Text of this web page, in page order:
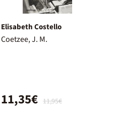
Elisabeth Costello
Coetzee, J. M.
11,95€
11,35€